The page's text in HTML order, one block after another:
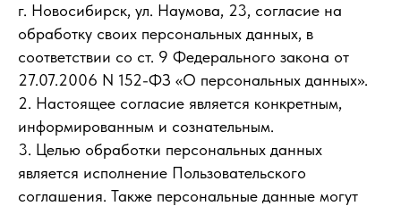
г. Новосибирск, ул. Наумова, 23, согласие на
обработку своих персональных данных, в
соответствии со ст. 9 Федерального закона от
27.07.2006 N 152-ФЗ «О персональных данных».
2. Настоящее согласие является конкретным,
информированным и сознательным.
3. Целью обработки персональных данных
является исполнение Пользовательского
соглашения. Также персональные данные могут